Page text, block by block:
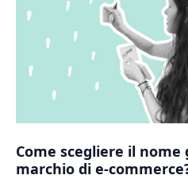
Come scegliere il
marchio di e-